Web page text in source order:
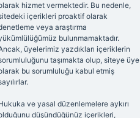
hizmet vermektedir. Bu nedenle,
içerikleri proaktif olarak
veya araştırma
bulunmamaktadır.
üyelerimiz yazdıkları içeriklerin
taşımakta olup, siteye üye
bu sorumluluğu kabul etmiş
ve yasal düzenlemelere aykırı
düşündüğünüz içerikleri,